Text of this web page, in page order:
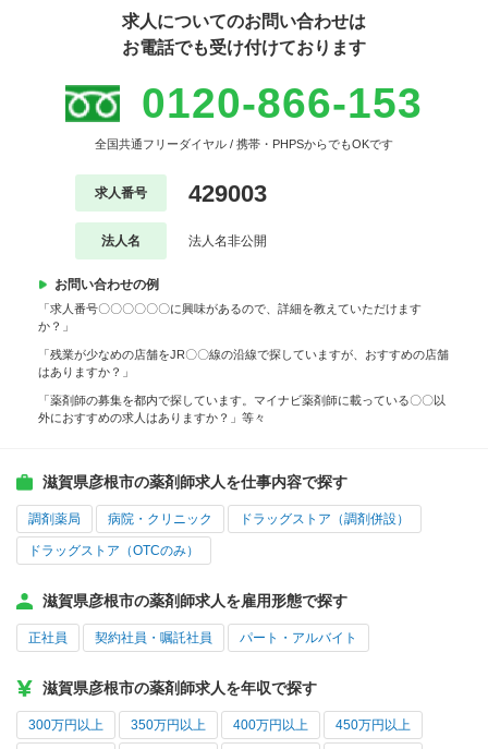
求人についてのお問い合わせは
お電話でも受け付けております
0120-866-153
全国共通フリーダイヤル / 携帯・PHPSからでもOKです
求人番号 429003
法人名 法人名非公開
お問い合わせの例
「求人番号〇〇〇〇〇〇に興味があるので、詳細を教えていただけます
か？」
「残業が少なめの店舗をJR〇〇線の沿線で探していますが、おすすめの店舗
はありますか？」
「薬剤師の募集を都内で探しています。マイナビ薬剤師に載っている〇〇以
外におすすめの求人はありますか？」等々
滋賀県彦根市の薬剤師求人を仕事内容で探す
調剤薬局 病院・クリニック ドラッグストア（調剤併設）
ドラッグストア（OTCのみ）
滋賀県彦根市の薬剤師求人を雇用形態で探す
正社員 契約社員・嘱託社員 パート・アルバイト
滋賀県彦根市の薬剤師求人を年収で探す
300万円以上 350万円以上 400万円以上 450万円以上